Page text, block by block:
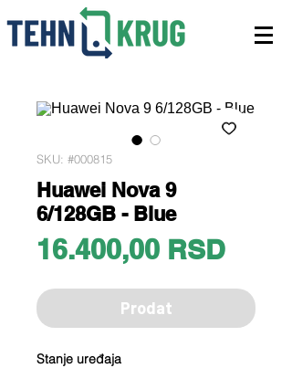
SKU: #000815
Huawei Nova 9
6/128GB - Blue
16.400,00 RSDPrice
Prodat
Stanje uređaja